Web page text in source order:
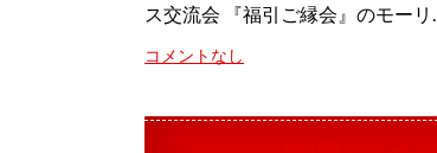
ス交流会 『福引ご縁会』のモーリ…
コメントなし